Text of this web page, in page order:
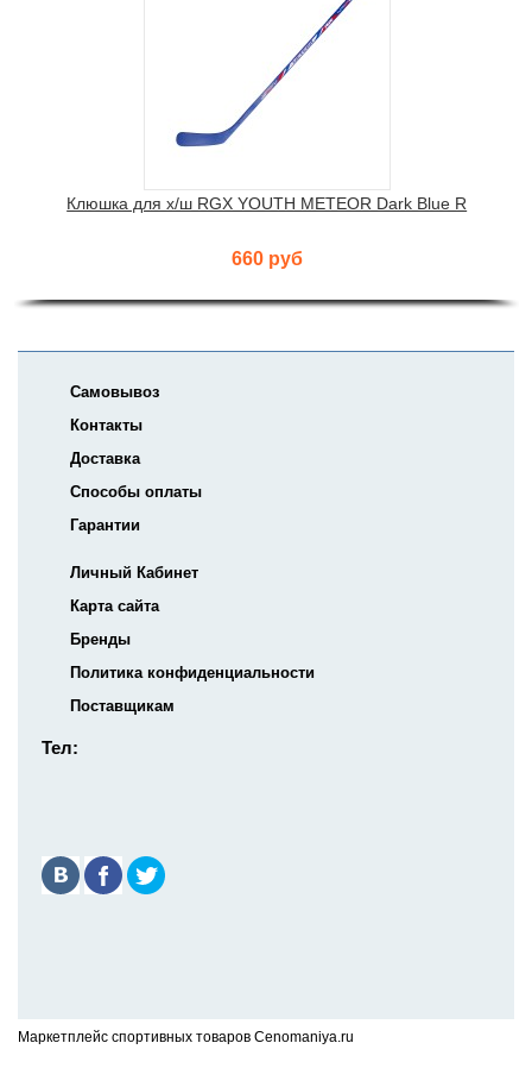
Клюшка для х/ш RGX YOUTH METEOR Dark Blue R
660 руб
Самовывоз
Контакты
Доставка
Способы оплаты
Гарантии
Личный Кабинет
Карта сайта
Бренды
Политика конфиденциальности
Поставщикам
Тел:
Маркетплейс спортивных товаров Cenomaniya.ru